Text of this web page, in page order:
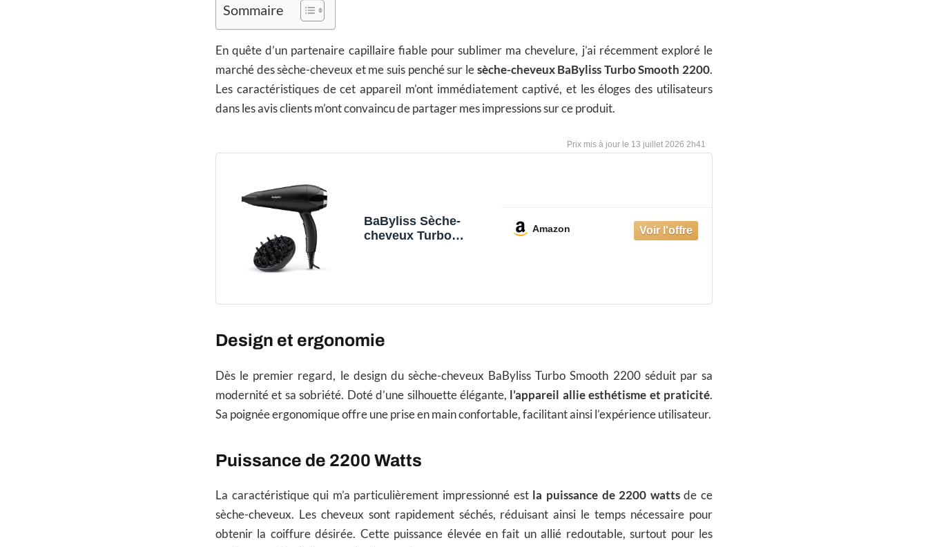
Sommaire
En quête d’un partenaire capillaire fiable pour sublimer ma chevelure, j’ai récemment exploré le
marché des sèche-cheveux et me suis penché sur le sèche-cheveux BaByliss Turbo Smooth 2200.
Les caractéristiques de cet appareil m’ont immédiatement captivé, et les éloges des utilisateurs
dans les avis clients m’ont convaincu de partager mes impressions sur ce produit.
13 juillet 2026 2h41
BaByliss Sèche-
cheveux Turbo
ionique anti-frisottis,
température et 2
réglages de vitesse,
Amazon
Design et ergonomie
Dès le premier regard, le design du sèche-cheveux BaByliss Turbo Smooth 2200 séduit par sa
modernité et sa sobriété. Doté d’une silhouette élégante, l’appareil allie esthétisme et praticité.
Sa poignée ergonomique offre une prise en main confortable, facilitant ainsi l’expérience utilisateur.
Puissance de 2200 Watts
La caractéristique qui m’a particulièrement impressionné estla puissance de 2200 wattsde ce
sèche-cheveux. Les cheveux sont rapidement séchés, réduisant ainsi le temps nécessaire pour
obtenir la coiffure désirée. Cette puissance élevée en fait un allié redoutable, surtout pour les